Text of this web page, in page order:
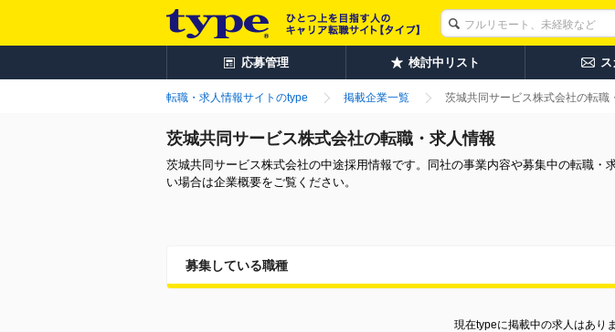
応募管理 検討中リスト ス
転職・求人情報サイトのtype 掲載企業一覧 茨城共同サービス株式会社の転職
茨城共同サービス株式会社の転職・求人情報
茨城共同サービス株式会社の中途採用情報です。同社の事業内容や募集中の転職・
い場合は企業概要をご覧ください。
募集している職種
現在typeに掲載中の求人はありま